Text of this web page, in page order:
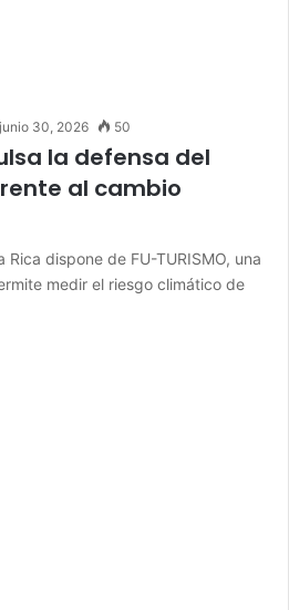
junio 30, 2026 50
la defensa del
al cambio
dispone de FU-TURISMO, una
medir el riesgo climático de